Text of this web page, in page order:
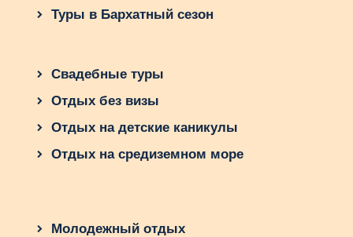
комфортным отдыхом, яркими эмоциями и
незабываемыми семейными моментами.
предложить Хорватия!
Туры в Бархатный сезон
Свадебные туры
Отдых без визы
Отдых на детские каникулы
Отдых на средиземном море
Молодежный отдых